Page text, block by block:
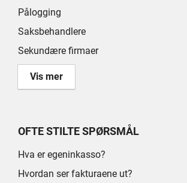
Pålogging
Saksbehandlere
Sekundære firmaer
Vis mer
OFTE STILTE SPØRSMÅL
Hva er egeninkasso?
Hvordan ser fakturaene ut?